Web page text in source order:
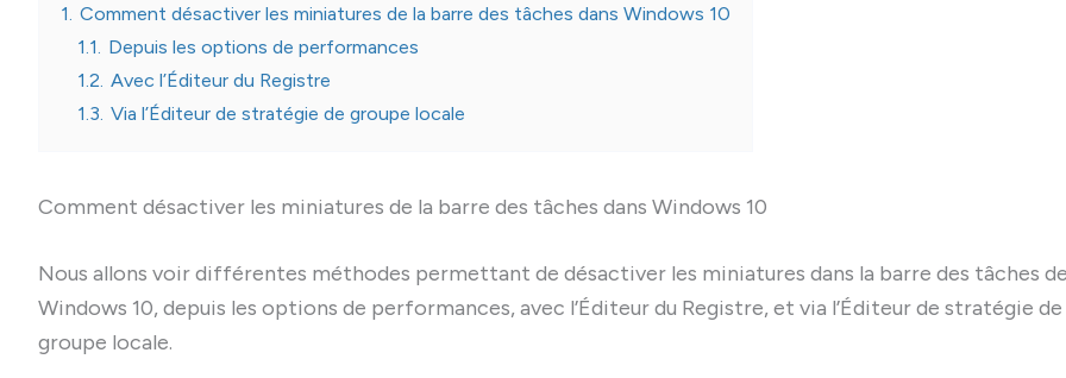
1. Comment désactiver les miniatures de la barre des tâches dans Windows 10
1.1.
Depuis les options de performances
1.2. Avec l’Éditeur du Registre
1.3. Via l’Éditeur de stratégie de groupe locale
Comment désactiver les miniatures de la barre des tâches dans Windows 10
Nous allons voir différentes méthodes permettant de désactiver les miniatures dans la barre des tâches
Windows 10, depuis les options de performances, avec l’Éditeur du Registre, et via l’Éditeur de stratégie de
groupe locale.